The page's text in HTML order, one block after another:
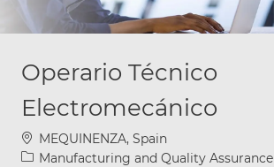
Operario Técnico
Electromecánico
Location
MEQUINENZA, Spain
Category
Manufacturing and Quality Assurance